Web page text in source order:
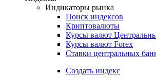
Индикаторы рынка
Поиск индексов
Криптовалюты
Курсы валют
Курсы валют Forex
Ставки центральных
Создать индекс